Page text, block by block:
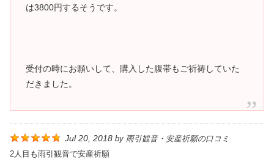
は3800円するそうです。
受付の時にお願いして、購入した腹帯もご祈祷していた
だきました。
Jul 20, 2018 by 雨引観音・安産祈願の口コミ
2人目も雨引観音で安産祈願